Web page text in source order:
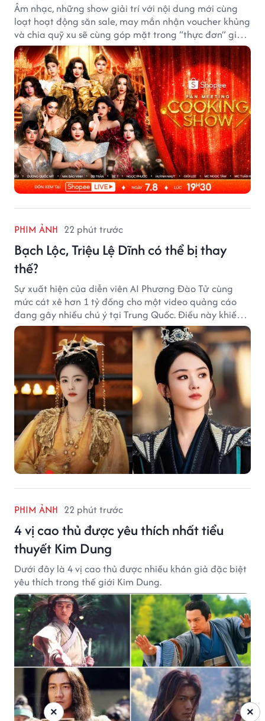
Âm nhạc, những show giải trí với nội dung mới cùng
loạt hoạt động săn sale, may mắn nhận voucher khủng
và chia quỹ xu sẽ cùng góp mặt trong “thực đơn” giải
trí cuối tuần trên Shopee, diễn ra liên tiếp vào ngày
7/8 và 8/8.
PHIM ẢNH 22 phút trước
Bạch Lộc, Triệu Lệ Dĩnh có thể bị thay
thế?
Sự xuất hiện của diễn viên AI Phương Đào Tử cùng
mức cát xê hơn 1 tỷ đồng cho một video quảng cáo
đang gây nhiều chú ý tại Trung Quốc. Điều này khiến
không ít người đặt câu hỏi liệu những ngôi sao hàng
đầu như Bạch Lộc, Triệu Lệ Dĩnh có thể bị thay thế
trong tương lai.
PHIM ẢNH 22 phút trước
4 vị cao thủ được yêu thích nhất tiểu
thuyết Kim Dung
Dưới đây là 4 vị cao thủ được nhiều khán giả đặc biệt
yêu thích trong thế giới Kim Dung.
×
×